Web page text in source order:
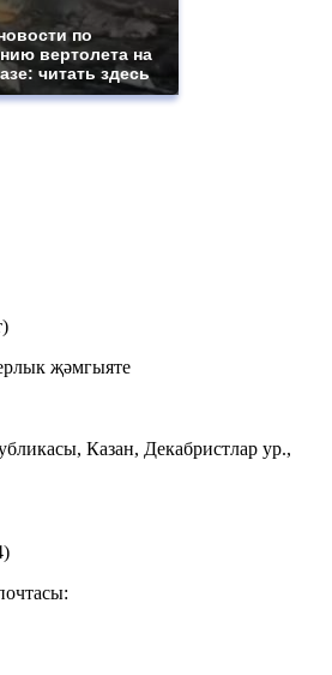
по
вертолета на
читать здесь
җәмгыяте
Казан, Декабристлар ур.,